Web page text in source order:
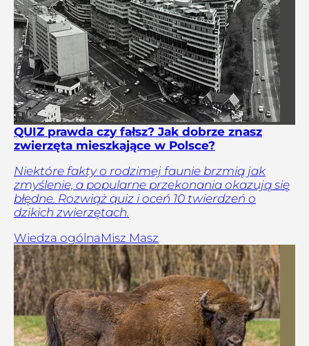
QUIZ prawda czy fałsz? Jak dobrze znasz
zwierzęta mieszkające w Polsce?
Niektóre fakty o rodzimej faunie brzmią jak
zmyślenie, a popularne przekonania okazują się
błędne. Rozwiąż quiz i oceń 10 twierdzeń o
dzikich zwierzętach.
Wiedza ogólnaMisz Masz